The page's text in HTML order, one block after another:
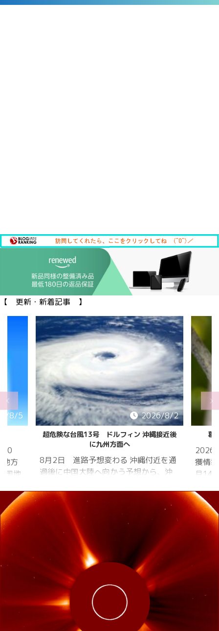
【 更新・新着記事 】
8/2
通
沖
今
進
2026/8/2
葛西臨海公園の カブトムシ/クワガタ
2026年シーズン 8月1日 クワガタ捕
獲情報あり 2025年シーズン 2025年6
月14日 樹液発見 夏の訪れは早かった
低調。新水族園の建設の影響もあって
か、カブトムシ・クワガタの確認情報
はかなり減りましたが、カブトムシ・
ノコギリクワガタの情報がありまし
た。しかし、かなり個体数が減少して
いると思われます。 2025年3月28日
冬眠していたコクワガタ全員が目覚め
ました!! 2025年2月17日 冬眠してい
たコクワガタ♂が目覚めました!! 昆虫ゼ
リーを吸って ...
「花
「マ
れか
をイ
ライ
30